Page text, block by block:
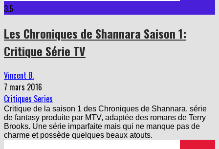
3.5
Les Chroniques de Shannara Saison 1:
Critique Série TV
Vincent B.
7 mars 2016
Critiques Series
Critique de la saison 1 des Chroniques de Shannara, série
de fantasy produite par MTV, adaptée des romans de Terry
Brooks. Une série imparfaite mais qui ne manque pas de
charme et possède quelques beaux atouts.